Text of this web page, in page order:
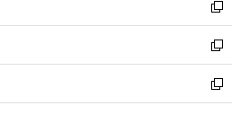
く
で
開
く
ド
ウ
で
開
く
ィ
ン
ド
ウ
で
開
い
ウ
ィ
ン
ド
ウ
新
し
い
ウ
ィ
ン
新
し
い
ウ
新
し